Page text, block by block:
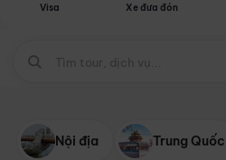
Visa Xe đưa đón
Nội địa Trung Quốc